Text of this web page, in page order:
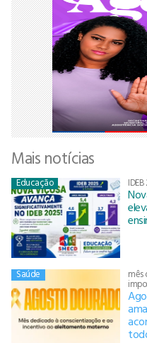
Mais notícias
Educação
Saúde mês